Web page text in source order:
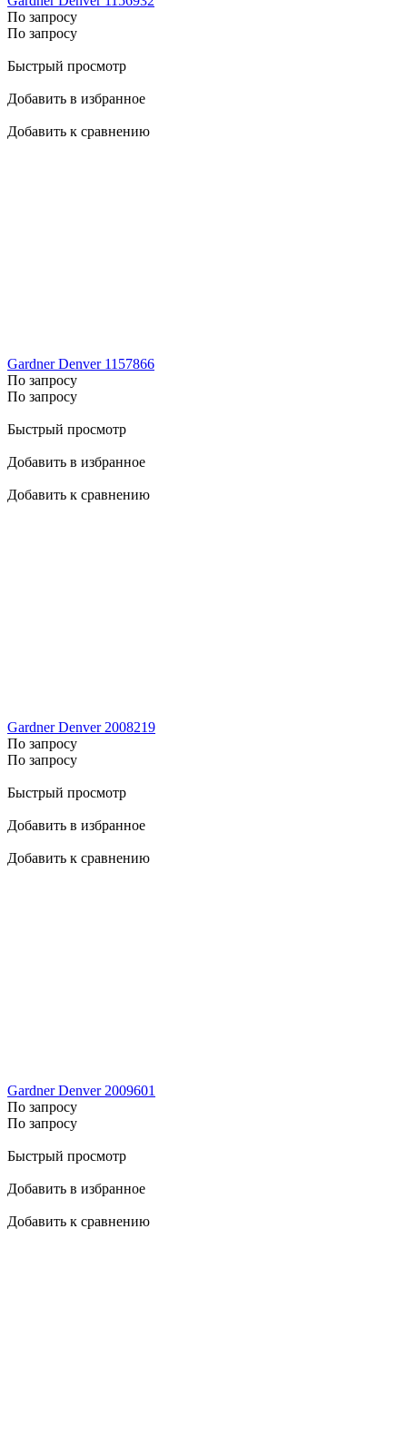
По запросу
По запросу
Быстрый просмотр
Добавить в избранное
Добавить к сравнению
Gardner Denver 1157866
По запросу
По запросу
Быстрый просмотр
Добавить в избранное
Добавить к сравнению
Gardner Denver 2008219
По запросу
По запросу
Быстрый просмотр
Добавить в избранное
Добавить к сравнению
Gardner Denver 2009601
По запросу
По запросу
Быстрый просмотр
Добавить в избранное
Добавить к сравнению